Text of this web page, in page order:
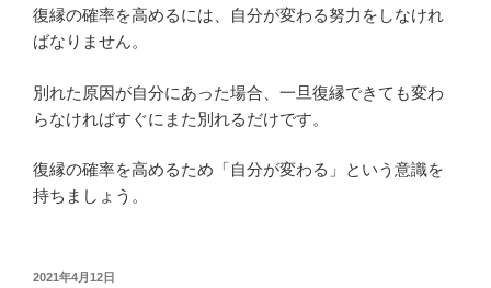
復縁の確率を高めるには、自分が変わる努力をしなけれ
ばなりません。
別れた原因が自分にあった場合、一旦復縁できても変わ
らなければすぐにまた別れるだけです。
復縁の確率を高めるため「自分が変わる」という意識を
持ちましょう。
投
2021年4月12日